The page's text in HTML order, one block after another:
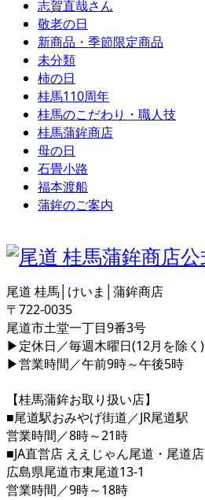
志賀直哉さん
敬老の日
新商品・季節限定商品
未分類
柿の日
桂馬110周年
桂馬のこだわり・職人技
桂馬蒲鉾商店
母の日
石畳小路
福本渡船
蒲鉾のご案内
尾道 桂馬│けいま│蒲鉾商店
〒722-0035
尾道市土堂一丁目9番3号
▶定休日／毎週木曜日(12月を除く)
▶営業時間／午前9時～午後5時
【桂馬蒲鉾お取り扱い店】
■尾道駅おみやげ街道／JR尾道駅
営業時間／8時～21時
■JA直営店 ええじゃん尾道・尾道店
広島県尾道市東尾道13-1
営業時間／9時～18時